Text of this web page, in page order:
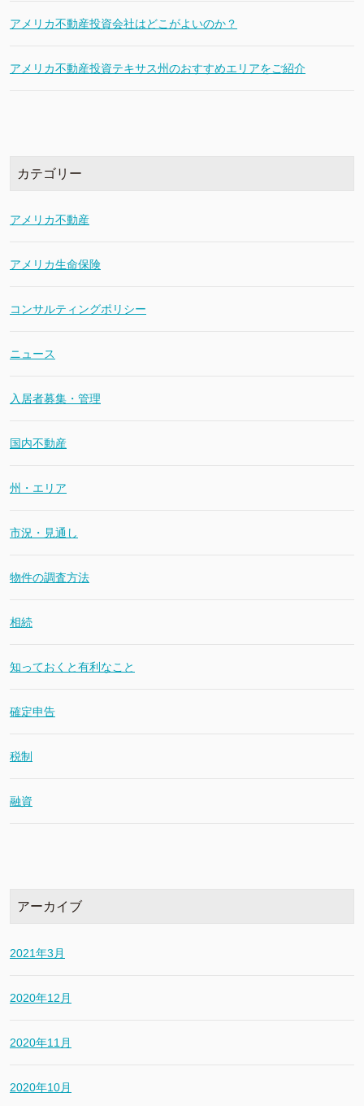
アメリカ不動産投資会社はどこがよいのか？
アメリカ不動産投資テキサス州のおすすめエリアをご紹介
カテゴリー
アメリカ不動産
アメリカ生命保険
コンサルティングポリシー
ニュース
入居者募集・管理
国内不動産
州・エリア
市況・見通し
物件の調査方法
相続
知っておくと有利なこと
確定申告
税制
融資
アーカイブ
2021年3月
2020年12月
2020年11月
2020年10月